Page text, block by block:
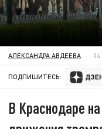
АЛЕКСАНДРА АВДЕЕВА
ПОДПИШИТЕСЬ:
В Краснодаре